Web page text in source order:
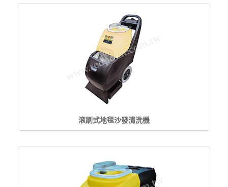
滾刷式地毯沙發清洗機